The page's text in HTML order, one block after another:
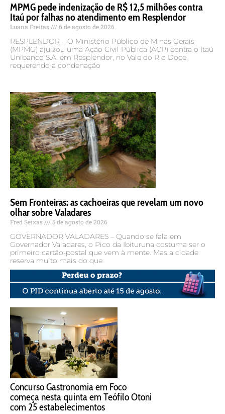
MPMG pede indenização de R$ 12,5 milhões contra
Itaú por falhas no atendimento em Resplendor
Luana Freitas 6 de agosto de 2026
RESPLENDOR – O Ministério Público de Minas Gerais
(MPMG) ajuizou uma Ação Civil Pública (ACP) contra o Itaú
Unibanco S.A. em Resplendor, no Vale do Rio Doce,
requerendo a condenação
Sem Fronteiras: as cachoeiras que revelam um novo
olhar sobre Valadares
Fred Seixas 5 de agosto de 2026
GOVERNADOR VALADARES – Quando se fala em
Governador Valadares, o Pico da Ibituruna costuma ser o
primeiro cartão-postal que vem à mente. Mas a cidade
reserva muito mais do que
Concurso Gastronomia em Foco
começa nesta quinta em Teófilo Otoni
com 25 estabelecimentos